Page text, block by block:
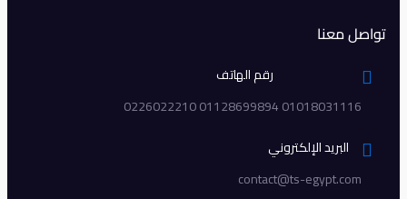
تواصل معنا
رقم الهاتف
01018031116 01128699894 0226022210
البريد الإلكتروني
contact@ts-egypt.com